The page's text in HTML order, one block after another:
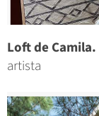
Loft de Camila.
artista